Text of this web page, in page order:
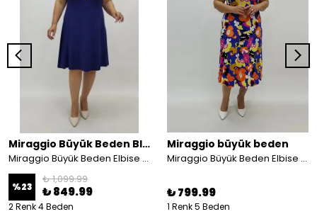
Miraggio Büyük Beden Bluz
Miraggio Büyük Beden Elbise 4935
%23
₺ 1,099.99
₺ 849.99
2 Renk 4 Beden
Miraggio büyük beden
Miraggio Büyük Beden Elbise 99883 SAKS/ORANJ
₺ 799.99
1 Renk 5 Beden